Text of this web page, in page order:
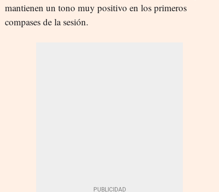
mantienen un tono muy positivo en los primeros
compases de la sesión.